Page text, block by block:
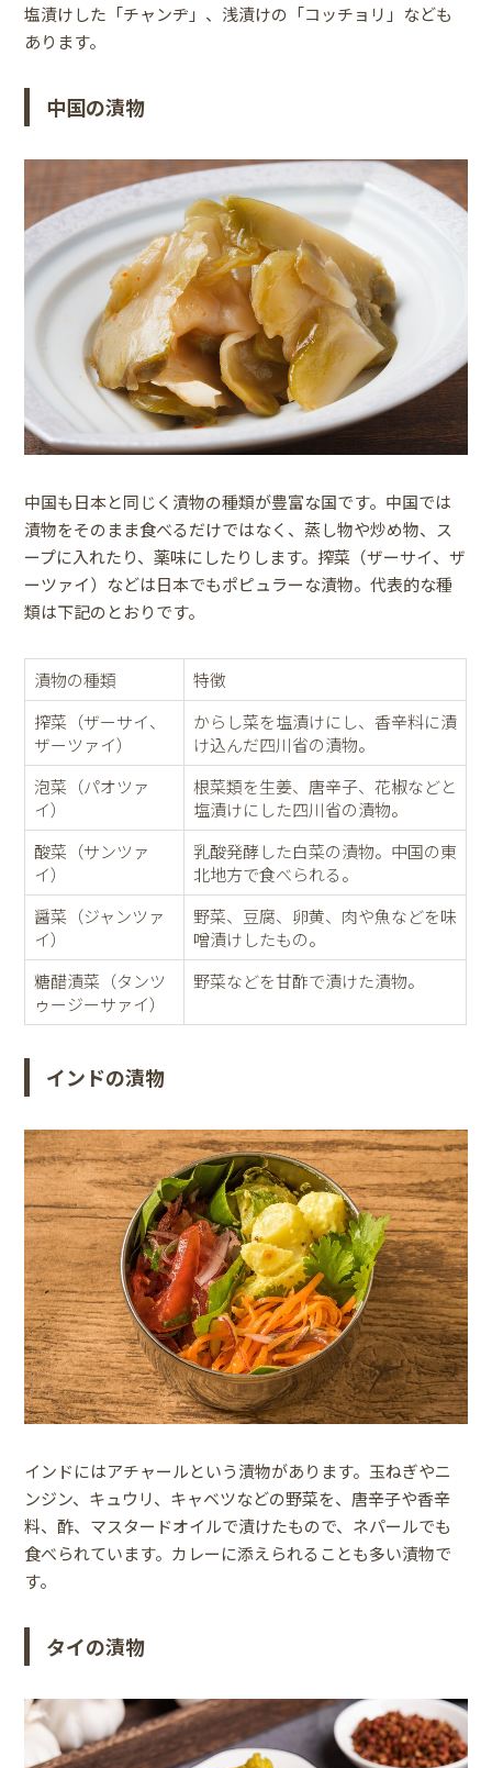
塩漬けした「チャンヂ」、浅漬けの「コッチョリ」なども
あります。
中国の漬物
中国も日本と同じく漬物の種類が豊富な国です。中国では
漬物をそのまま食べるだけではなく、蒸し物や炒め物、ス
ープに入れたり、薬味にしたりします。搾菜（ザーサイ、ザ
ーツァイ）などは日本でもポピュラーな漬物。代表的な種
類は下記のとおりです。
漬物の種類
特徴
搾菜（ザーサイ、
ザーツァイ）
からし菜を塩漬けにし、香辛料に漬
け込んだ四川省の漬物。
泡菜（パオツァ
イ）
根菜類を生姜、唐辛子、花椒などと
塩漬けにした四川省の漬物。
酸菜（サンツァ
イ）
乳酸発酵した白菜の漬物。中国の東
北地方で食べられる。
醤菜（ジャンツァ
イ）
野菜、豆腐、卵黄、肉や魚などを味
噌漬けしたもの。
糖醋漬菜（タンツ
ゥージーサァイ）
野菜などを甘酢で漬けた漬物。
インドの漬物
インドにはアチャールという漬物があります。玉ねぎやニ
ンジン、キュウリ、キャベツなどの野菜を、唐辛子や香辛
料、酢、マスタードオイルで漬けたもので、ネパールでも
食べられています。カレーに添えられることも多い漬物で
す。
タイの漬物